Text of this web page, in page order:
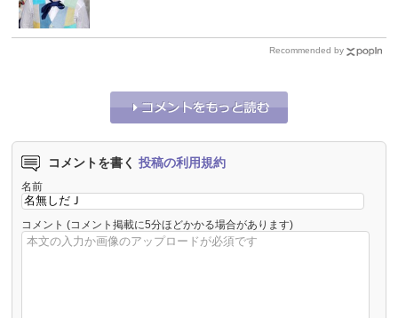
Recommended by
コメントを書く 投稿の利用規約
名前
コメント (コメント掲載に5分ほどかかる場合があります)